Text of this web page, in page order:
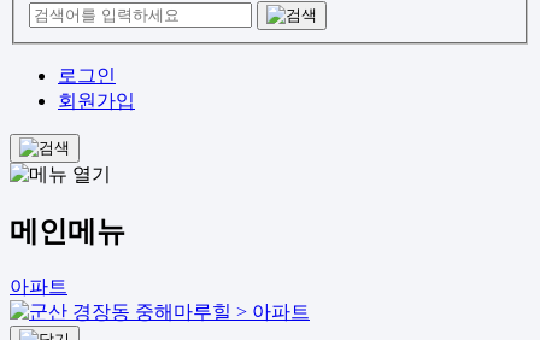
로그인
회원가입
메인메뉴
아파트